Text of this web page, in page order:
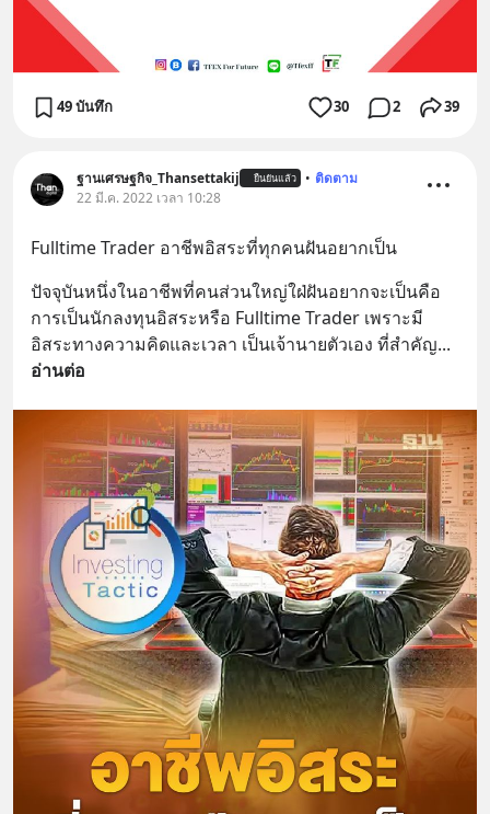
49 บันทึก 30 2 39
ฐานเศรษฐกิจ_Thansettakij ยืนยันแล้ว • ติดตาม
22 มี.ค. 2022 เวลา 10:28
Fulltime Trader อาชีพอิสระที่ทุกคนฝันอยากเป็น
ปัจจุบันหนึ่งในอาชีพที่คนส่วนใหญ่ใฝ่ฝันอยากจะเป็นคือ
การเป็นนักลงทุนอิสระหรือ Fulltime Trader เพราะมี
อิสระทางความคิดและเวลา เป็นเจ้านายตัวเอง ที่สำคัญ
อ่านต่อ